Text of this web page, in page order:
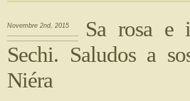
Novembre 2nd, 2015
Sa rosa e
Sechi. Saludos a
Niéra